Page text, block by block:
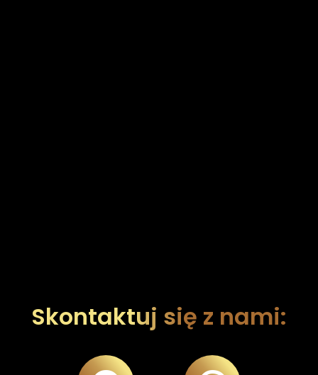
Skontaktuj się z nami: